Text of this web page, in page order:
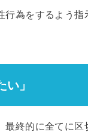
為をするよう
」
終的に全てに区